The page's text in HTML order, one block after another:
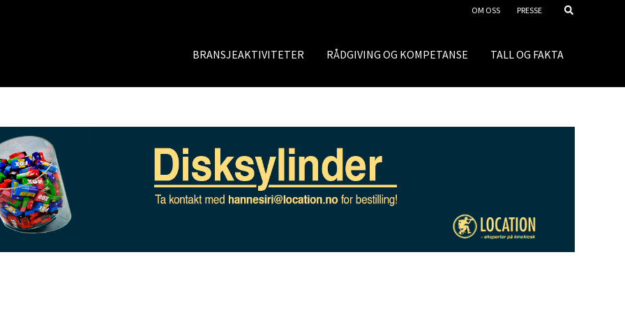
OM OSS PRESSE
BRANSJEAKTIVITETER RÅDGIVING OG KOMPETANSE TALL OG FAKTA